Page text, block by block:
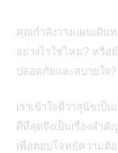
คุณกำลังวางแผนเดินท
อย่างไรใช่ไหม? หรื
ปลอดภัยและสบายใจ?
เราเข้าใจดีว่าสุนัขเป็
ดีที่สุดจึงเป็นเรื่องสำคั
เพื่อตอบโจทย์ความต้